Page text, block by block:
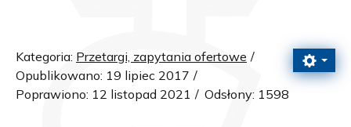
Kategoria: Przetargi, zapytania ofertowe
Opublikowano: 19 lipiec 2017
Poprawiono: 12 listopad 2021
Odsłony: 1598